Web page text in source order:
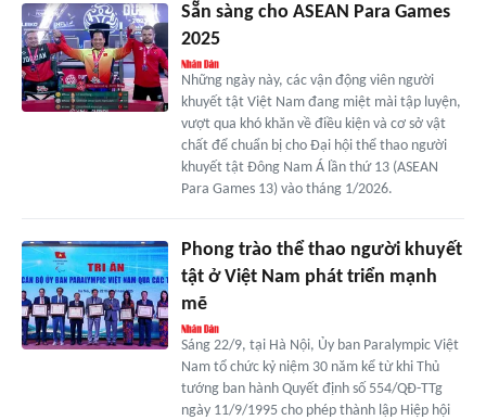
Sẵn sàng cho ASEAN Para Games
2025
Những ngày này, các vận động viên người
khuyết tật Việt Nam đang miệt mài tập luyện,
vượt qua khó khăn về điều kiện và cơ sở vật
chất để chuẩn bị cho Đại hội thể thao người
khuyết tật Đông Nam Á lần thứ 13 (ASEAN
Para Games 13) vào tháng 1/2026.
Phong trào thể thao người khuyết
tật ở Việt Nam phát triển mạnh
mẽ
Sáng 22/9, tại Hà Nội, Ủy ban Paralympic Việt
Nam tổ chức kỷ niệm 30 năm kể từ khi Thủ
tướng ban hành Quyết định số 554/QĐ-TTg
ngày 11/9/1995 cho phép thành lập Hiệp hội